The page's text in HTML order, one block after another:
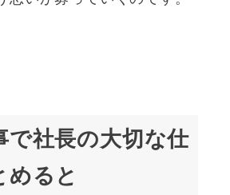
で社長の大切な仕
めると